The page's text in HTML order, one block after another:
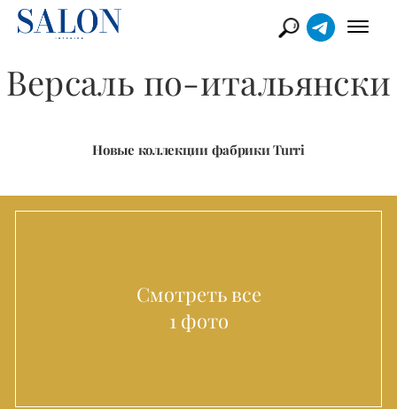
Версаль по-итальянски
Новые коллекции фабрики Turri
Смотреть все
1 фото